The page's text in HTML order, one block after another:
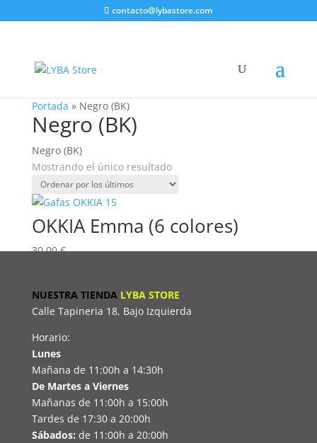
contacto@lybastore.com
Portada » Negro (BK)
Negro (BK)
Negro (BK)
Mostrando el único resultado
OKKIA Emma (6 colores)
30,00€
NUESTRA TIENDALYBA STORE
Calle Tapineria 18, Bajo Izquierda
Horario:
Lunes
Mañana de 11:00h a 14:30h
De Martes a Viernes
Mañanas de 11:00h a 15:00h
Tardes de 17:30 a 20:00h
Sábados: de 11:00h a 20:00h